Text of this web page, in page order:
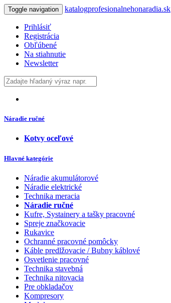
Toggle navigation katalogprofesionalnehonaradia.sk
Prihlásiť
Registrácia
Obľúbené
Na stiahnutie
Newsletter
Náradie ručné
Kotvy oceľové
Hlavné kategórie
Náradie akumulátorové
Náradie elektrické
Technika meracia
Náradie ručné
Kufre, Systainery a tašky pracovné
Spreje značkovacie
Rukavice
Ochranné pracovné pomôcky
Káble predlžovacie / Bubny káblové
Osvetlenie pracovné
Technika stavebná
Technika nitovacia
Pre obkladačov
Kompresory